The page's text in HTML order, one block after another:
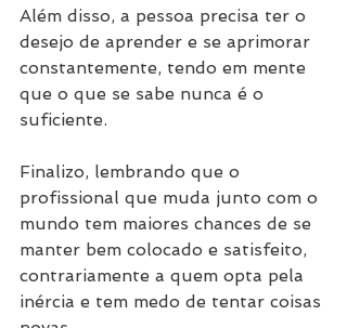
Além disso, a pessoa precisa ter o
desejo de aprender e se aprimorar
constantemente, tendo em mente
que o que se sabe nunca é o
suficiente.
Finalizo, lembrando que o
profissional que muda junto com o
mundo tem maiores chances de se
manter bem colocado e satisfeito,
contrariamente a quem opta pela
inércia e tem medo de tentar coisas